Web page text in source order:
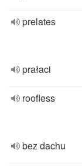
prelates
prałaci
roofless
bez dachu